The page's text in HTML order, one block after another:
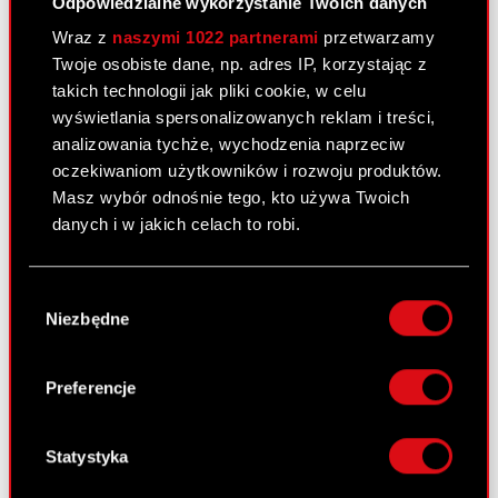
Wraz z naszymi 1022 partnerami przetwarzamy
Twoje osobiste dane, np. adres IP, korzystając z
takich technologii jak pliki cookie, w celu
wyświetlania spersonalizowanych reklam i treści,
analizowania tychże, wychodzenia naprzeciw
oczekiwaniom użytkowników i rozwoju produktów.
Masz wybór odnośnie tego, kto używa Twoich
danych i w jakich celach to robi.
lokalizacji geograficznej z dokładnością nawet
Identyfikować Twoje urządzenie, aktywnie
analizując charakteryzującego je zbiory
palca)
zgody
Niezbędne
Preferencje
Statystyka
Raport bieżący nr 73/2010
18 października 2010
PDF
Szacunki wybranych pozycji
skonsolidowanych wyników finansowych
Grupy Kapitałowej Optimus za okres od
01 lipca 2010 r. do 30 września 2010 r.
PDF
Akcjonariusze posiadający co najmniej
Zgromadzeniu Akcjonariuszy Spółki.
Raport bieżący nr 71/2010